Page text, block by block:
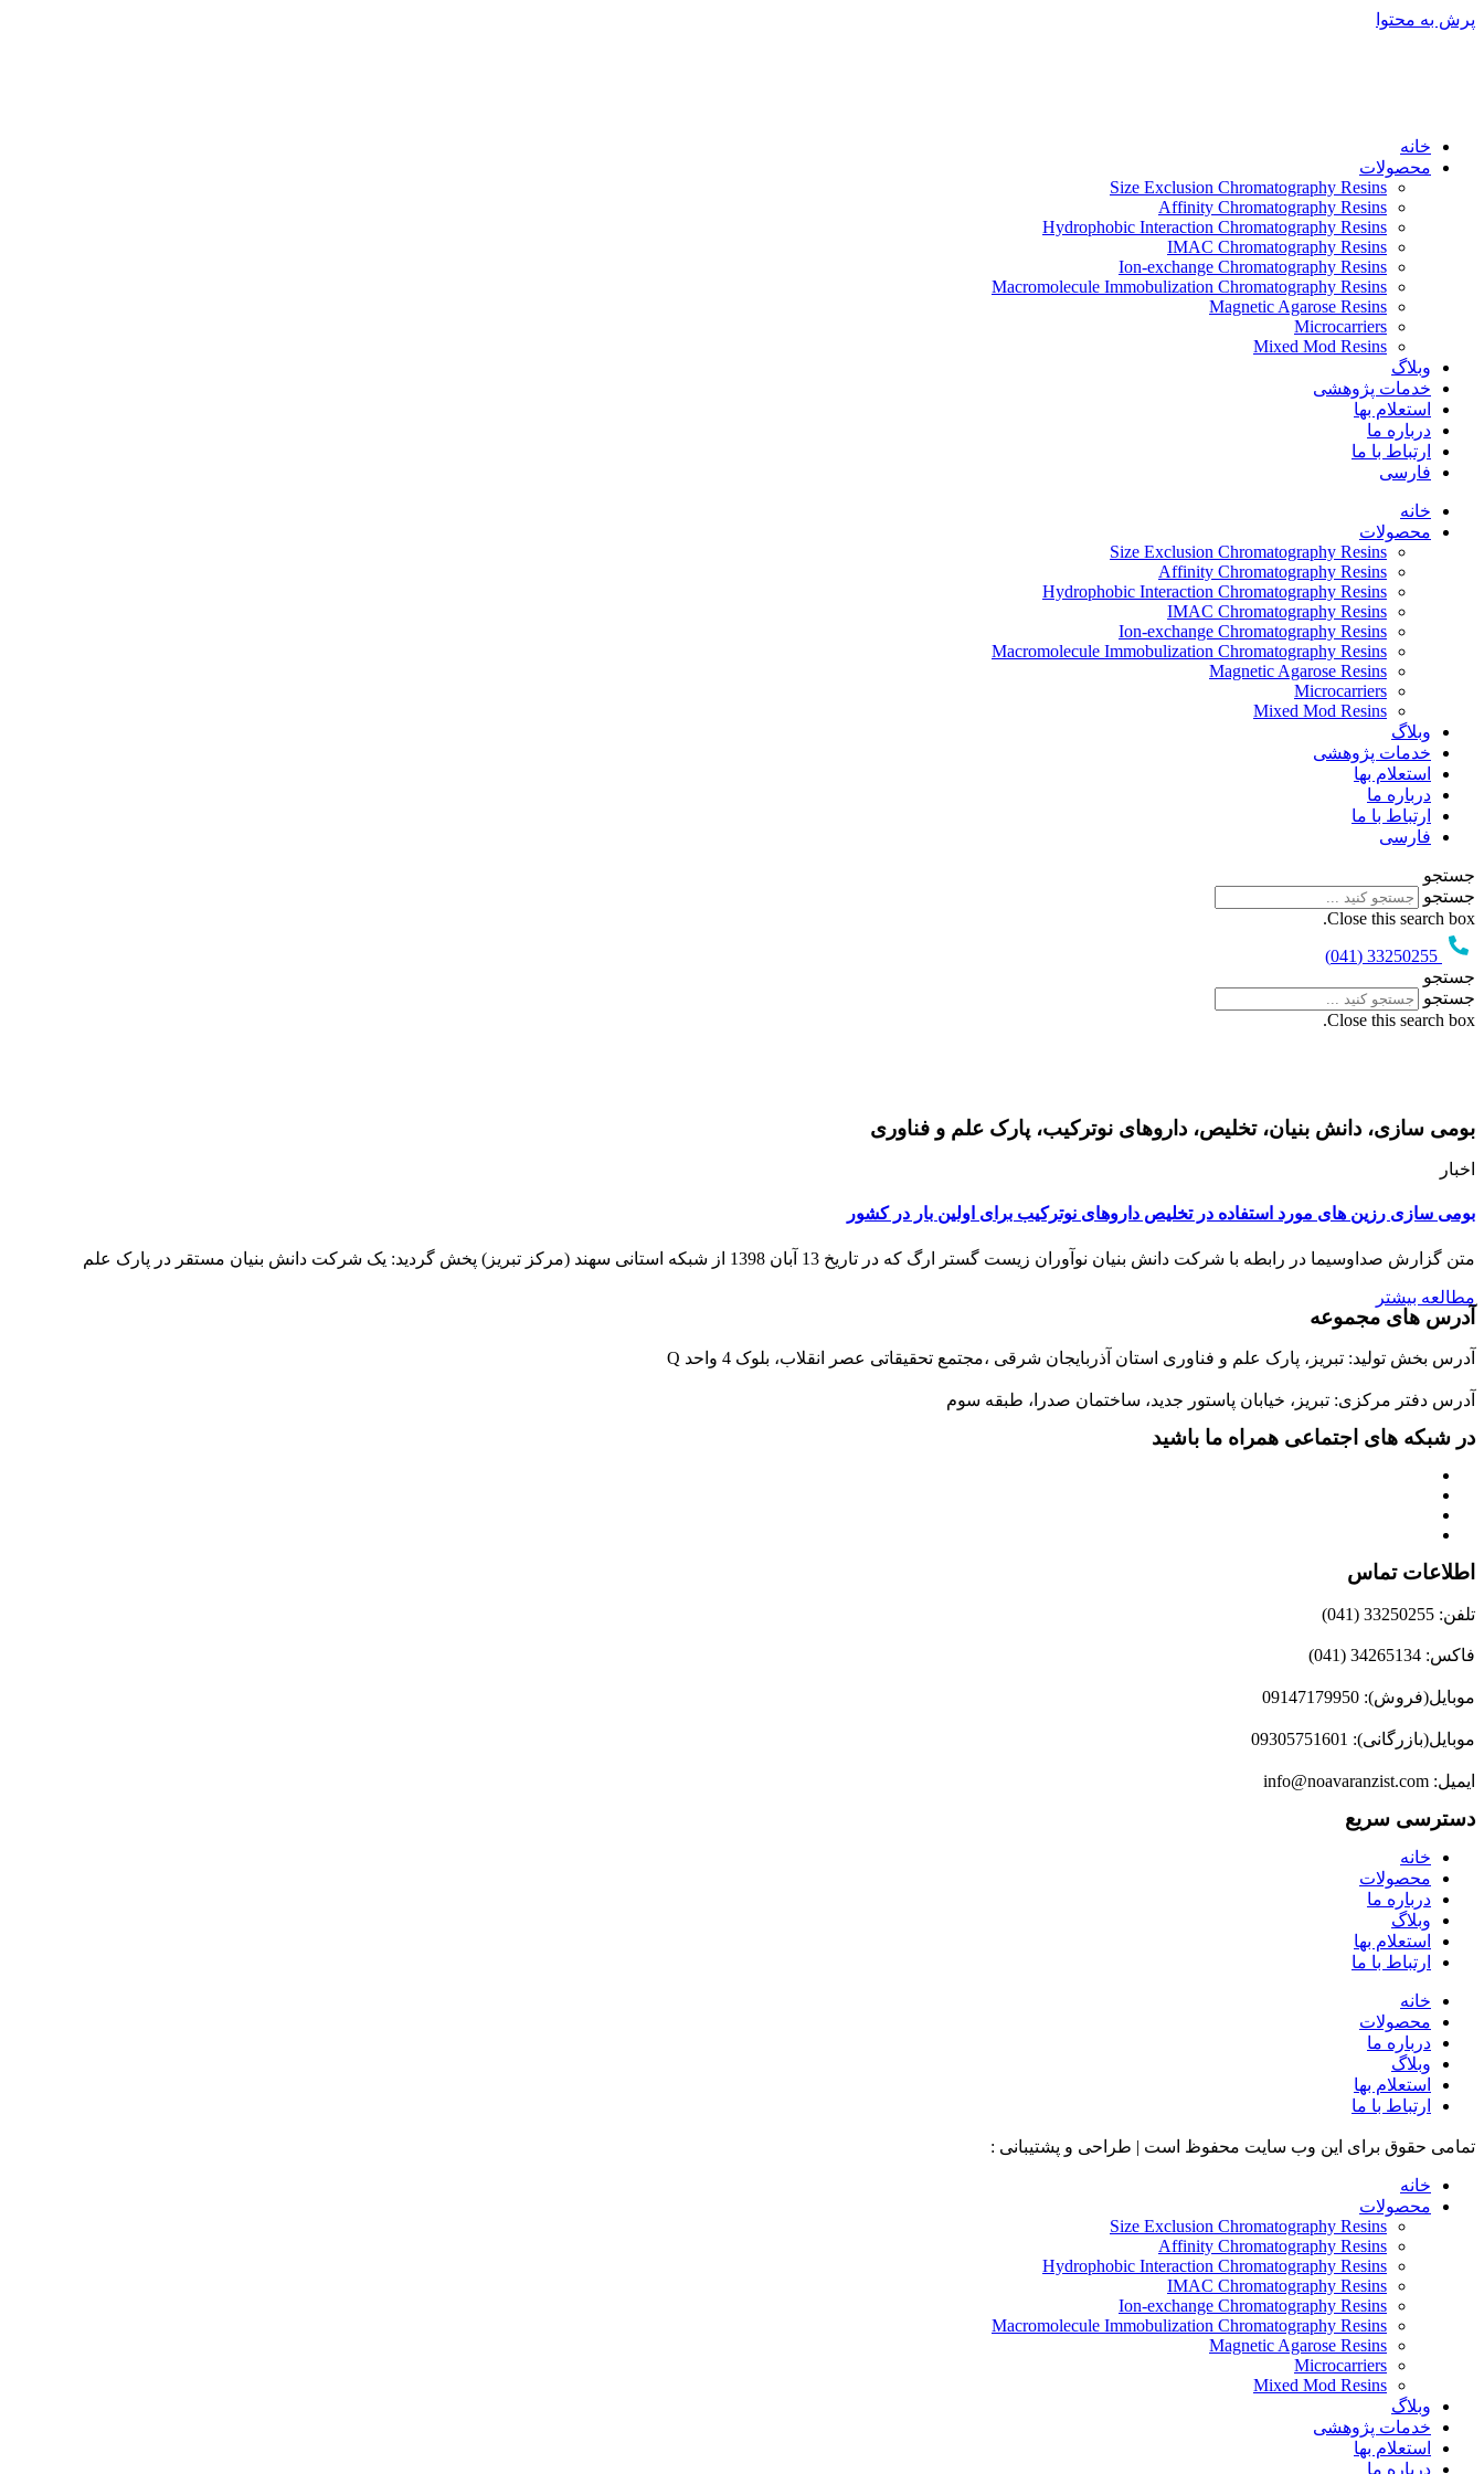
پرش به محتوا
خانه
محصولات
Size Exclusion Chromatography Resins
Affinity Chromatography Resins
Hydrophobic Interaction Chromatography Resins
IMAC Chromatography Resins
Ion-exchange Chromatography Resins
Macromolecule Immobulization Chromatography Resins
Magnetic Agarose Resins
Microcarriers
Mixed Mod Resins
وبلاگ
خدمات پژوهشی
استعلام بها
درباره ما
ارتباط با ما
فارسی
خانه
محصولات
Size Exclusion Chromatography Resins
Affinity Chromatography Resins
Hydrophobic Interaction Chromatography Resins
IMAC Chromatography Resins
Ion-exchange Chromatography Resins
Macromolecule Immobulization Chromatography Resins
Magnetic Agarose Resins
Microcarriers
Mixed Mod Resins
وبلاگ
خدمات پژوهشی
استعلام بها
درباره ما
ارتباط با ما
فارسی
جستجو
جستجو
Close this search box.
33250255 (041)
جستجو
جستجو
Close this search box.
بومی سازی، دانش بنیان، تخلیص، داروهای نوترکیب، پارک علم و فناوری
اخبار
بومی سازی رزین های مورد استفاده در تخلیص داروهای نوترکیب برای اولین بار در کشور
متن گزارش صداوسیما در رابطه با شرکت دانش بنیان نوآوران زیست گستر ارگ که در تاریخ 13 آبان 1398 از شبکه استانی سهند (مرکز تبریز) پخش گردید: یک شرکت دانش بنیان مستقر در پارک علم
مطالعه بیشتر
آدرس های مجموعه
آدرس بخش تولید: تبریز، پارک علم و فناوری استان آذربایجان شرقی ،مجتمع تحقیقاتی عصر انقلاب، بلوک 4 واحد Q
آدرس دفتر مرکزی: تبریز، خیابان پاستور جدید، ساختمان صدرا، طبقه سوم
در شبکه های اجتماعی همراه ما باشید
اطلاعات تماس
تلفن: 33250255 (041)
فاکس: 34265134 (041)
موبایل(فروش): 09147179950
موبایل(بازرگانی): 09305751601
ایمیل: info@noavaranzist.com
دسترسی سریع
خانه
محصولات
درباره ما
وبلاگ
استعلام بها
ارتباط با ما
خانه
محصولات
درباره ما
وبلاگ
استعلام بها
ارتباط با ما
تمامی حقوق برای این وب سایت محفوظ است | طراحی و پشتیبانی :
خانه
محصولات
Size Exclusion Chromatography Resins
Affinity Chromatography Resins
Hydrophobic Interaction Chromatography Resins
IMAC Chromatography Resins
Ion-exchange Chromatography Resins
Macromolecule Immobulization Chromatography Resins
Magnetic Agarose Resins
Microcarriers
Mixed Mod Resins
وبلاگ
خدمات پژوهشی
استعلام بها
درباره ما